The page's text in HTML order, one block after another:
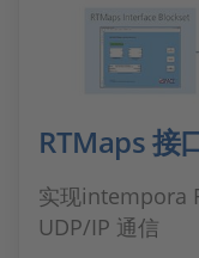
RTMaps 接
实现intempora
UDP/IP 通信